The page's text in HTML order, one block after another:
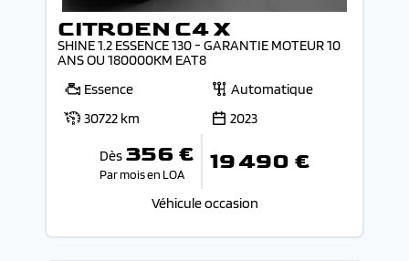
CITROEN C4 X
SHINE 1.2 ESSENCE 130 - GARANTIE MOTEUR 10
ANS OU 180000KM EAT8
Essence
Automatique
30722 km
2023
Dès 356 €
Par mois en LOA 19 490 €
Véhicule occasion